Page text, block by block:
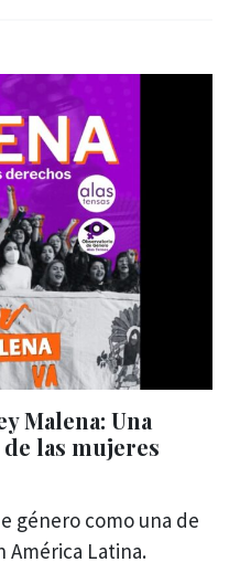
Malena: Una
las mujeres
género como una de
América Latina.